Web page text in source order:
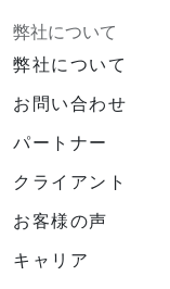
弊社について
弊社について
お問い合わせ
パートナー
クライアント
お客様の声
キャリア